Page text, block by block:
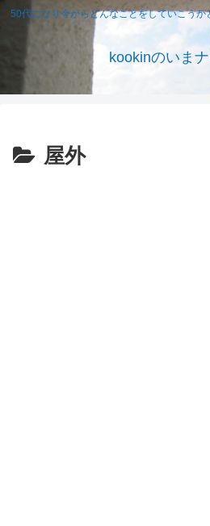
50代になり今からどんなことをしていこう
kookinのいま
屋外